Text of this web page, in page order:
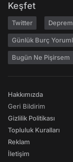
Keşfet
Twitter Deprem
Günlük Burç
Bugün Ne Pişirsem
Hakkımızda
Geri Bildirim
Gizlilik Politikası
Topluluk Kuralları
Reklam
İletişim